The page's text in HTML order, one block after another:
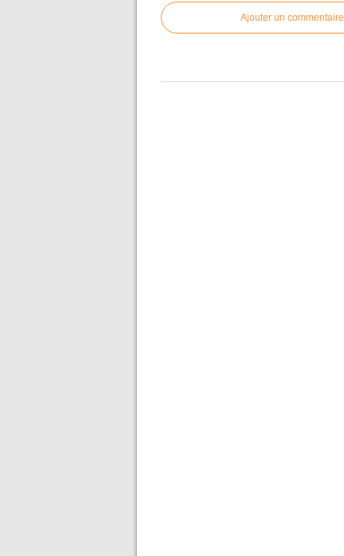
Ajouter un commentaire